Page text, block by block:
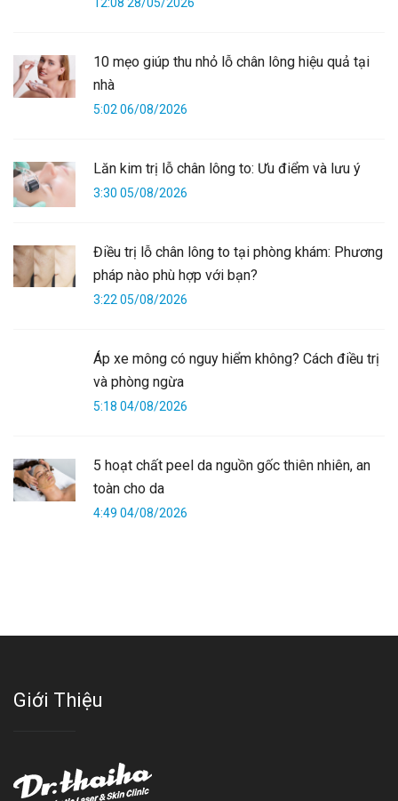
12:08 28/05/2026
10 mẹo giúp thu nhỏ lỗ chân lông hiệu quả tại
nhà
5:02 06/08/2026
Lăn kim trị lỗ chân lông to: Ưu điểm và lưu ý
3:30 05/08/2026
Điều trị lỗ chân lông to tại phòng khám: Phương
pháp nào phù hợp với bạn?
3:22 05/08/2026
Áp xe mông có nguy hiểm không? Cách điều trị
và phòng ngừa
5:18 04/08/2026
5 hoạt chất peel da nguồn gốc thiên nhiên, an
toàn cho da
4:49 04/08/2026
Giới Thiệu